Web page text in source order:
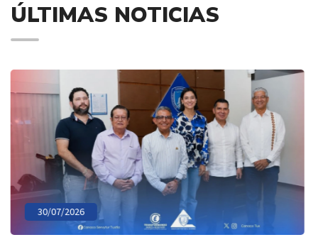
ÚLTIMAS NOTICIAS
30/07/2026